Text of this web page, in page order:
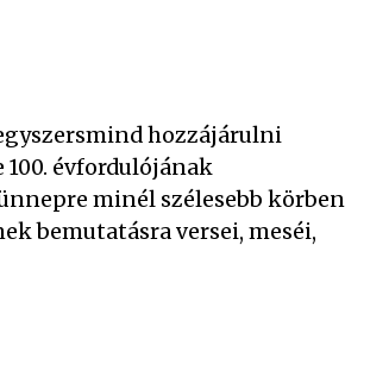
hozzájárulni
évfordulójának
minél szélesebb körben
bemutatásra versei, meséi,